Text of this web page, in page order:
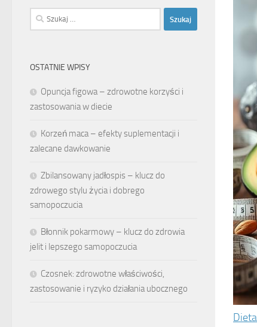
Szukaj:
OSTATNIE WPISY
Opuncja figowa – zdrowotne korzyści i
zastosowania w diecie
Korzeń maca – efekty suplementacji i
zalecane dawkowanie
Zbilansowany jadłospis – klucz do
zdrowego stylu życia i dobrego
samopoczucia
Błonnik pokarmowy – klucz do zdrowia
jelit i lepszego samopoczucia
Czosnek: zdrowotne właściwości,
zastosowanie i ryzyko działania ubocznego